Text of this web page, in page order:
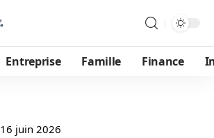
Entreprise Famille Finance
16 juin 2026